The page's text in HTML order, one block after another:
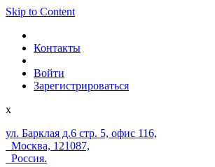
Skip to Content
Контакты
Войти
Зарегистрироваться
x
ул. Барклая д.6 стр. 5, офис 116,
Москва, 121087,
Россия.